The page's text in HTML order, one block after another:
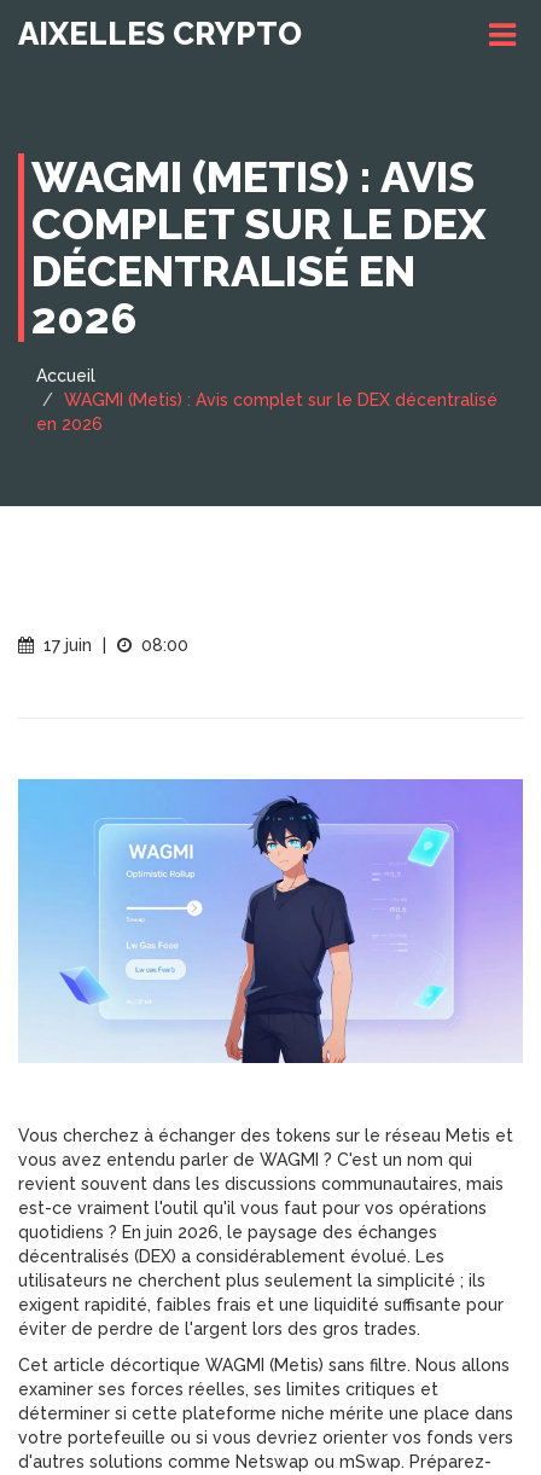
AIXELLES CRYPTO
WAGMI (METIS) : AVIS
COMPLET SUR LE DEX
DÉCENTRALISÉ EN
2026
Accueil
WAGMI (Metis) : Avis complet sur le DEX décentralisé
en 2026
17 juin 08:00
Vous cherchez à échanger des tokens sur le réseau Metis et
vous avez entendu parler de WAGMI ? C'est un nom qui
revient souvent dans les discussions communautaires, mais
est-ce vraiment l'outil qu'il vous faut pour vos opérations
quotidiens ? En juin 2026, le paysage des échanges
décentralisés (DEX) a considérablement évolué. Les
utilisateurs ne cherchent plus seulement la simplicité ; ils
exigent rapidité, faibles frais et une liquidité suffisante pour
éviter de perdre de l'argent lors des gros trades.
Cet article décortique WAGMI (Metis) sans filtre. Nous allons
examiner ses forces réelles, ses limites critiques et
déterminer si cette plateforme niche mérite une place dans
votre portefeuille ou si vous devriez orienter vos fonds vers
d'autres solutions comme Netswap ou mSwap. Préparez-